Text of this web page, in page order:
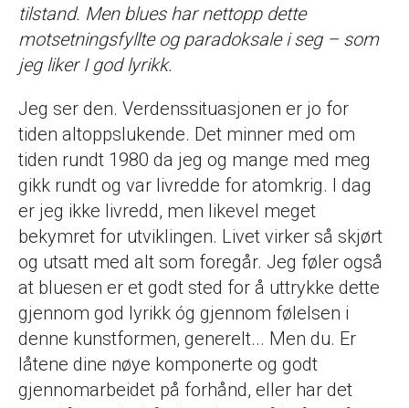
tilstand. Men blues har nettopp dette
motsetningsfyllte og paradoksale i seg – som
jeg liker I god lyrikk.
Jeg ser den. Verdenssituasjonen er jo for
tiden altoppslukende. Det minner med om
tiden rundt 1980 da jeg og mange med meg
gikk rundt og var livredde for atomkrig. I dag
er jeg ikke livredd, men likevel meget
bekymret for utviklingen. Livet virker så skjørt
og utsatt med alt som foregår. Jeg føler også
at bluesen er et godt sted for å uttrykke dette
gjennom god lyrikk óg gjennom følelsen i
denne kunstformen, generelt... Men du. Er
låtene dine nøye komponerte og godt
gjennomarbeidet på forhånd, eller har det